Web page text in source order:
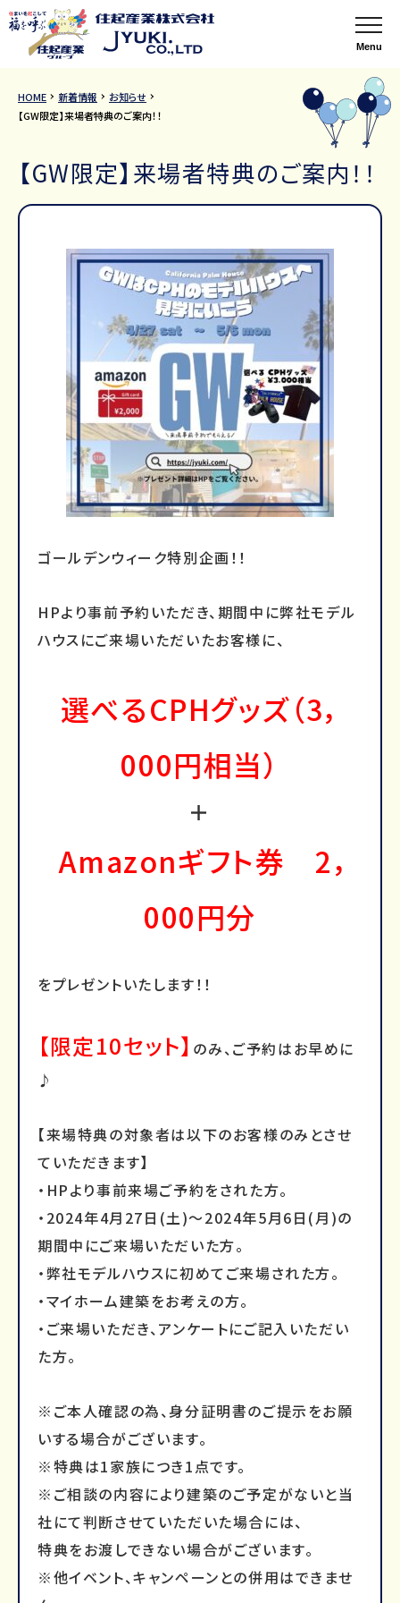
Menu
HOME 新着情報
お知らせ
【GW限定】来場者特典のご案内！！
【GW限定】来場者特典のご案内！！
ゴールデンウィーク特別企画！！
HPより事前予約いただき、期間中に弊社モデル
ハウスにご来場いただいたお客様に、
選べるCPHグッズ（3，
000円相当）
＋
Amazonギフト券 2，
000円分
をプレゼントいたします！！
【限定10セット】 のみ、ご予約はお早めに
♪
【来場特典の対象者は以下のお客様のみとさせ
ていただきます】
・HPより事前来場ご予約をされた方。
・2024年4月27日(土)～2024年5月6日(月)の
期間中にご来場いただいた方。
・弊社モデルハウスに初めてご来場された方。
・マイホーム建築をお考えの方。
・ご来場いただき、アンケートにご記入いただい
た方。
※ご本人確認の為、身分証明書のご提示をお願
いする場合がございます。
※特典は1家族につき1点です。
※ご相談の内容により建築のご予定がないと当
社にて判断させていただいた場合には、
特典をお渡しできない場合がございます。
※他イベント、キャンペーンとの併用はできませ